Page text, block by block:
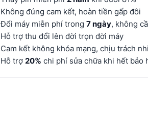
Không đúng cam kết, hoàn tiền gấp đôi
Đổi máy miễn phí trong 7 ngày, không
Hỗ trợ thu đổi lên đời trọn đời máy
Cam kết không khóa mạng, chịu trách
Hỗ trợ 20% chi phí sửa chữa khi hết bảo